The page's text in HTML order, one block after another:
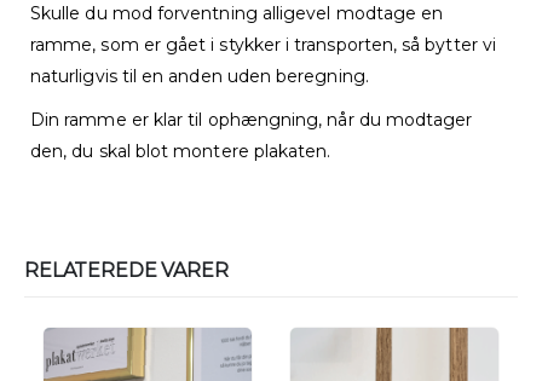
Skulle du mod forventning alligevel modtage en
ramme, som er gået i stykker i transporten, så bytter vi
naturligvis til en anden uden beregning.
Din ramme er klar til ophængning, når du modtager
den, du skal blot montere plakaten.
RELATEREDE VARER